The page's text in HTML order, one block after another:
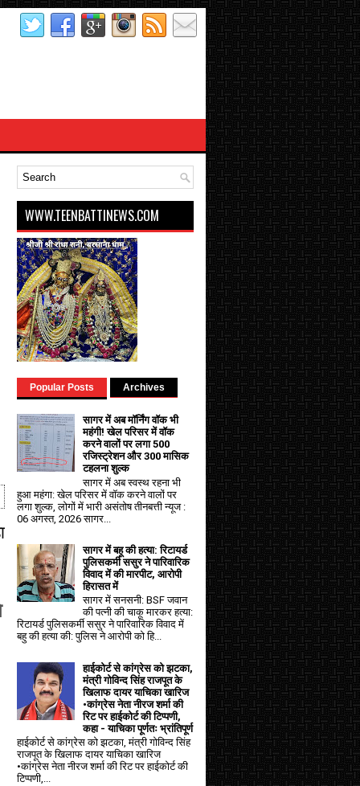
WWW.TEENBATTINEWS.COM
Popular Posts Archives
सागर में अब मॉर्निंग वॉक भी
महंगी! खेल परिसर में वॉक
करने वालों पर लगा ₹500
रजिस्ट्रेशन और ₹300 मासिक
टहलना शुल्क
सागर में अब स्वस्थ रहना भी
हुआ महंगा: खेल परिसर में वॉक करने वालों पर
लगा शुल्क, लोगों में भारी असंतोष तीनबत्ती न्यूज :
06 अगस्त, 2026 सागर...
सागर में बहू की हत्या: रिटायर्ड
पुलिसकर्मी ससुर ने पारिवारिक
विवाद में की मारपीट, आरोपी
हिरासत में
सागर में सनसनी: BSF जवान
की पत्नी की चाकू मारकर हत्या:
रिटायर्ड पुलिसकर्मी ससुर ने पारिवारिक विवाद में
बहु की हत्या की: पुलिस ने आरोपी को हि...
हाईकोर्ट से कांग्रेस को झटका,
मंत्री गोविन्द सिंह राजपूत के
खिलाफ दायर याचिका खारिज
•कांग्रेस नेता नीरज शर्मा की
रिट पर हाईकोर्ट की टिप्पणी,
कहा - याचिका पूर्णतः भ्रांतिपूर्ण
हाईकोर्ट से कांग्रेस को झटका, मंत्री गोविन्द सिंह
राजपूत के खिलाफ दायर याचिका खारिज
•कांग्रेस नेता नीरज शर्मा की रिट पर हाईकोर्ट की
टिप्पणी,...